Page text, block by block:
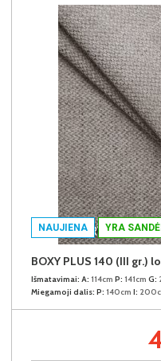
NAUJIENA YRA
BOXY PLUS 140 (III gr.)
Išmatavimai: A: 114cm P: 141cm G:
Miegamoji dalis: P: 140cm I: